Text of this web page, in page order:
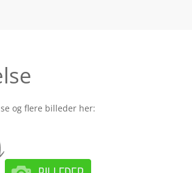
og flere billeder her: